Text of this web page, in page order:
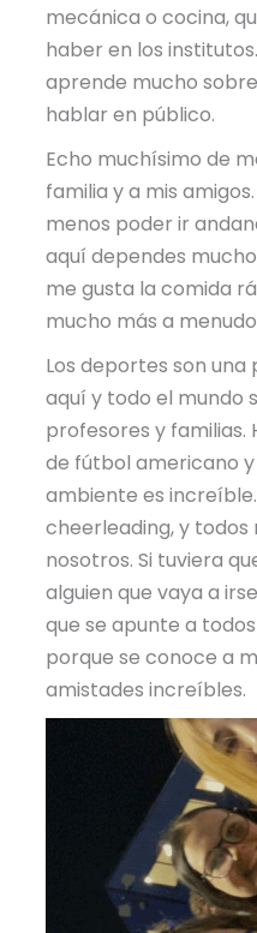
mecánica o cocina,
haber en los
aprende mucho
hablar en público.
Echo muchísimo de
familia y a mis
menos poder ir
aquí dependes
me gusta la comida
mucho más a
Los deportes son
aquí y todo el mundo
profesores y familias.
de fútbol americano
ambiente es
cheerleading, y
nosotros. Si tuviera
alguien que vaya a
que se apunte a
porque se conoce a
amistades increíbles.